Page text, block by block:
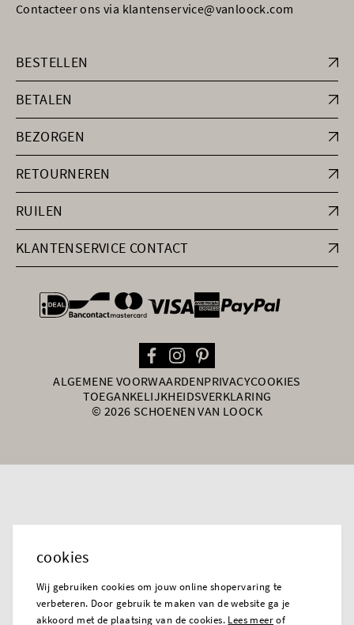
Contacteer ons via klantenservice@vanloock.com
BESTELLEN
BETALEN
BEZORGEN
RETOURNEREN
RUILEN
KLANTENSERVICE CONTACT
general.paymentOptions
ALGEMENE VOORWAARDENPRIVACYCOOKIES
TOEGANKELIJKHEIDSVERKLARING
© 2026 SCHOENEN VAN LOOCK
cookies
Wij gebruiken cookies om jouw online shopervaring te
verbeteren. Door gebruik te maken van de website ga je
akkoord met de plaatsing van de cookies. Lees meerof